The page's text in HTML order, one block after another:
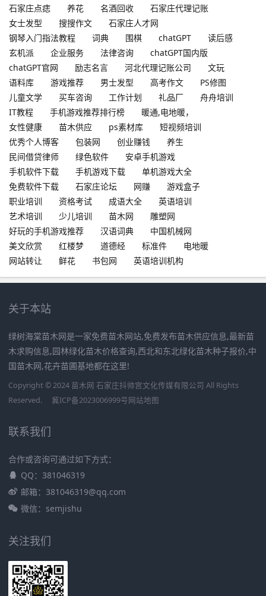
石家庄点痣
养花 名酒回收
石家庄代理记账
女士发型
搜搜作文
石家庄人才网
钢琴入门指法教程
词典 围棋 chatGPT
读后感
玄机派
企业服务 法律咨询
chatGPT国内版
chatGPT官网
励志名言 河北代理记账公司
文玩
语料库
游戏推荐 男士发型 高考作文
PS修图
儿童文学
买车咨询 工作计划 礼品厂
舟舟培训
IT教程
手机游戏推荐排行榜
暖通,电地暖，
女性健康
苗木供应 ps素材库
短视频培训
优秀个人博客
包装网 创业赚钱
养生
民间借贷律师
绿色软件
安卓手机游戏
手机软件下载
手机游戏下载
单机游戏大全
免费软件下载
石家庄论坛 网赚
游戏盒子
职业培训
资格考试 成语大全
英语培训
艺术培训
少儿培训 苗木网
雕塑网
好玩的手机游戏推荐
汉语词典
中国机械网
美文欣赏
红楼梦 道德经 标准件
电地暖
网站转让
鲜花 书包网 英语培训机构
关于本站
绿树海棠苗木网是一家免费苗木网站,免费发布苗木供应信息,最新苗
木求购信息,园林绿化苗木价格查询,西北和东北绿化苗木种子报价,中
国苗木网,花卉苗圃基地都在这里!
Copyright © 2024 苗木网 石家庄抖帅宫文化传媒有限公司 All Rights
Reserved.
冀ICP备2023006999号网站地图
联系我们
合作或咨询可通过如下方式：
QQ：381046319
邮箱：381046319@qq.com
微信：semjishu
关注我们